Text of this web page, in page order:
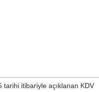
tarihi itibariyle açıklanan KDV